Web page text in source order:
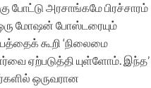
அரசாங்கமே பிரச்சாரம்
ஒரு மோஷன் போஸ்டரையும்
கூறி ‘நிலைமை
ஏற்படுத்தி யுள்ளோம். இந்த’
ஒருவரான